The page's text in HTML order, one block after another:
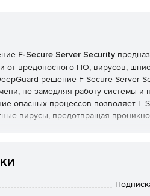
F-Secure Server Security
от вредоносного ПО, вирусов,
решение F-Secure Server
не замедляя работу системы и
опасных процессов позволяет
вирусы, предотвращая
антируткит.
терминальных